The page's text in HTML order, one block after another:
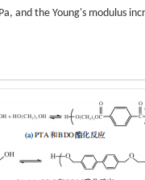
and the Young's modulus